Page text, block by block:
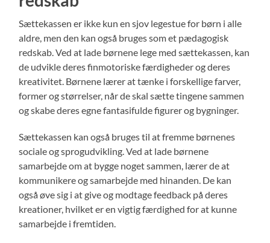
Sættekassen er ikke kun en sjov legestue for børn i alle
aldre, men den kan også bruges som et pædagogisk
redskab. Ved at lade børnene lege med sættekassen, kan
de udvikle deres finmotoriske færdigheder og deres
kreativitet. Børnene lærer at tænke i forskellige farver,
former og størrelser, når de skal sætte tingene sammen
og skabe deres egne fantasifulde figurer og bygninger.
Sættekassen kan også bruges til at fremme børnenes
sociale og sprogudvikling. Ved at lade børnene
samarbejde om at bygge noget sammen, lærer de at
kommunikere og samarbejde med hinanden. De kan
også øve sig i at give og modtage feedback på deres
kreationer, hvilket er en vigtig færdighed for at kunne
samarbejde i fremtiden.